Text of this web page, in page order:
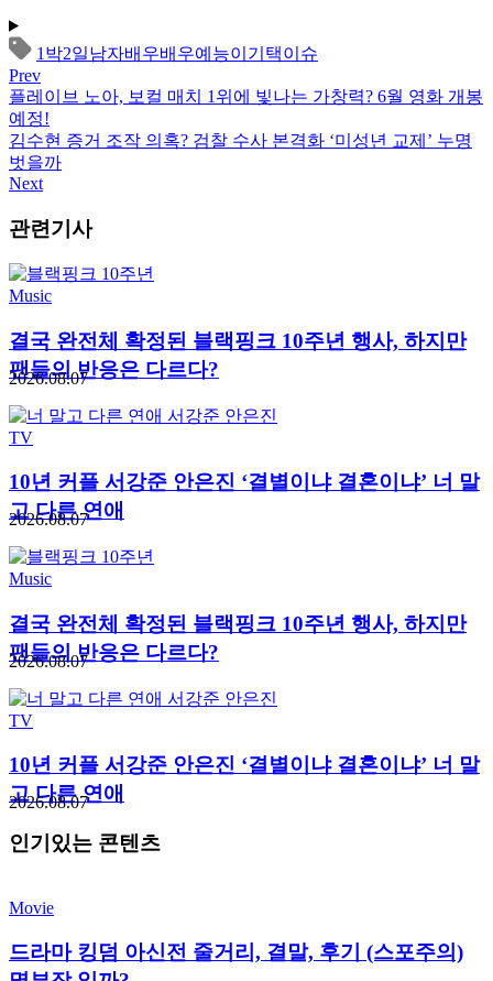
1박2일남자배우배우예능이기택이슈
Prev
플레이브 노아, 보컬 매치 1위에 빛나는 가창력? 6월 영화 개봉
예정!
김수현 증거 조작 의혹? 검찰 수사 본격화 ‘미성년 교제’ 누명
벗을까
Next
관련기사
Music
결국 완전체 확정된 블랙핑크 10주년 행사, 하지만
팬들의 반응은 다르다?
2026.08.07
TV
10년 커플 서강준 안은진 ‘결별이냐 결혼이냐’ 너 말
고 다른 연애
2026.08.07
Music
결국 완전체 확정된 블랙핑크 10주년 행사, 하지만
팬들의 반응은 다르다?
2026.08.07
TV
10년 커플 서강준 안은진 ‘결별이냐 결혼이냐’ 너 말
고 다른 연애
2026.08.07
인기있는 콘텐츠
Movie
드라마 킹덤 아신전 줄거리, 결말, 후기 (스포주의)